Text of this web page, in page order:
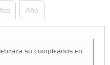
Año
su cumpleaños en